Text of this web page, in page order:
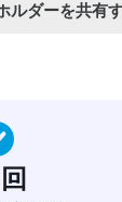
ルダーを共有